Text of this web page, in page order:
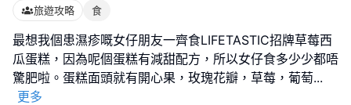
旅遊攻略 食
最想我個患濕疹嘅女仔朋友一齊食LIFETASTIC招牌草莓西
瓜蛋糕，因為呢個蛋糕有減甜配方，所以女仔食多少少都唔
驚肥啦。蛋糕面頭就有開心果，玫瑰花瓣，草莓，葡萄...
更多